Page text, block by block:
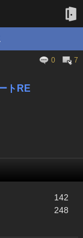
0
7
トRE
142
248